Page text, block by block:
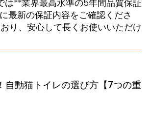
は**業界最高水準の5年間品質保証
最新の保証内容をご確認くださ
り、安心して長くお使いいただけ
自動猫トイレの選び方【7つの重